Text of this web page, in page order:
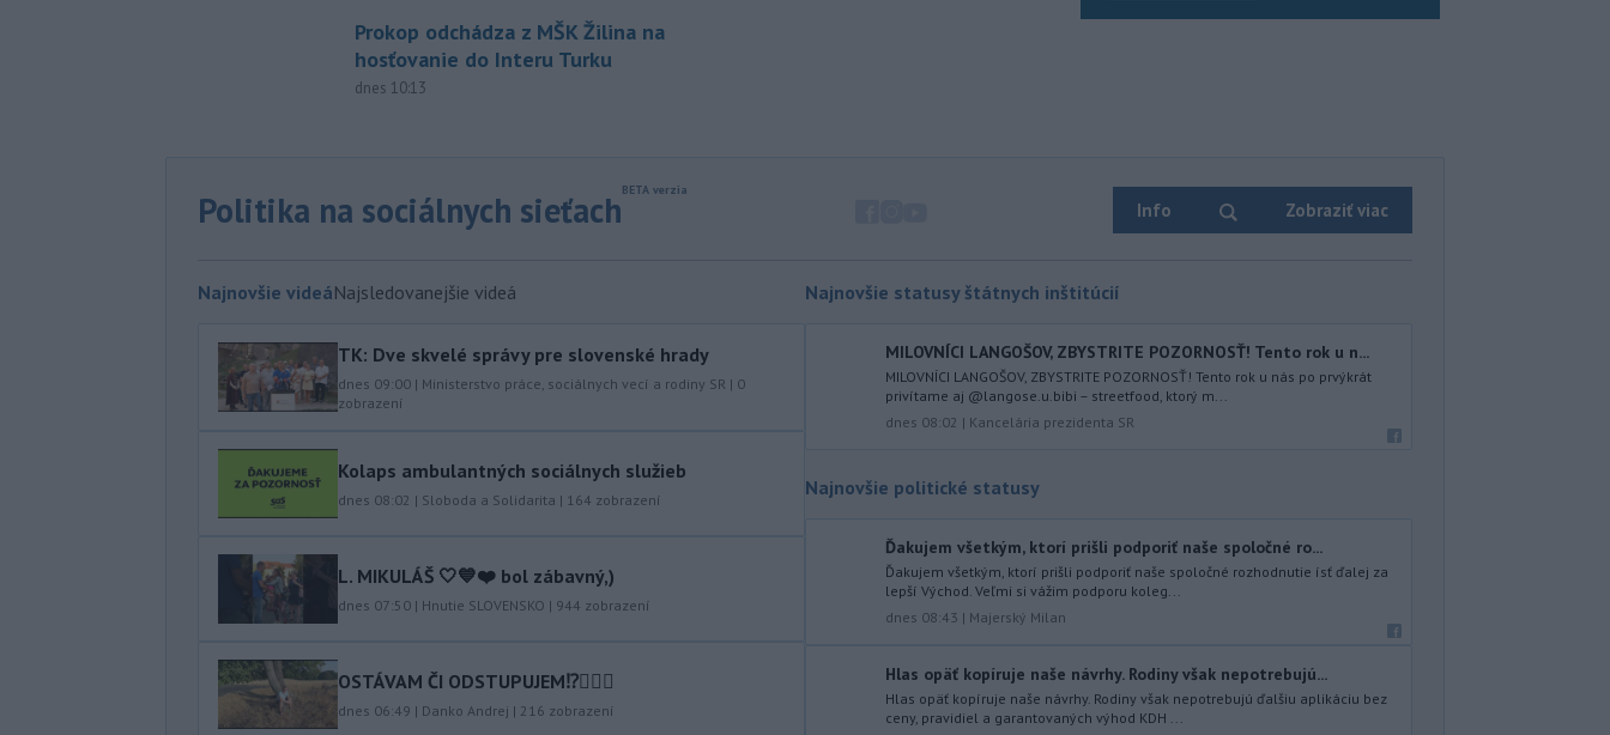
Prokop odchádza z MŠK Žilina na
hosťovanie do Interu Turku
dnes 10:13
- Litovská pohraničná stráž
slúžiť na nelegálne
prevádzanie migrantov z Bieloruska
na územie tohto členského štátu
kampaň sa vo Francúzsku zamerala
centristického premiéra Attala. Ako
informovala agentúra AFP, odhalil ju
vládny úrad Viginum a s „vysokou
mierou istoty“ pripísal proruskej
Na jednokoľajovom
Politika na sociálnych sieťach Info Zobraziť viac
Najnovšie videáNajsledovanejšie videá
TK: Dve skvelé správy pre slovenské hrady
dnes 09:00 | Ministerstvo práce, sociálnych vecí a rodiny SR | 0
zobrazení
Kolaps ambulantných sociálnych služieb
dnes 08:02 | Sloboda a Solidarita | 164 zobrazení
L. MIKULÁŠ 🤍💙❤️ bol zábavný,)
dnes 07:50 | Hnutie SLOVENSKO | 944 zobrazení
OSTÁVAM ČI ODSTUPUJEM⁉️🤷🏻‍♂️
dnes 06:49 | Danko Andrej | 216 zobrazení
Najnovšie statusy štátnych inštitúcií
MILOVNÍCI LANGOŠOV, ZBYSTRITE POZORNOSŤ! Tento rok u n...
MILOVNÍCI LANGOŠOV, ZBYSTRITE POZORNOSŤ! Tento rok u nás po prvýkrát
privítame aj @langose.u.bibi – streetfood, ktorý m...
dnes 08:02 | Kancelária prezidenta SR
Najnovšie politické statusy
Ďakujem všetkým, ktorí prišli podporiť naše spoločné ro...
Ďakujem všetkým, ktorí prišli podporiť naše spoločné rozhodnutie ísť ďalej za
lepší Východ. Veľmi si vážim podporu koleg...
dnes 08:43 | Majerský Milan
Hlas opäť kopíruje naše návrhy. Rodiny však nepotrebujú...
Hlas opäť kopíruje naše návrhy. Rodiny však nepotrebujú ďalšiu aplikáciu bez
ceny, pravidiel a garantovaných výhod KDH ...